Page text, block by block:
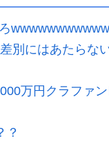
wwwwwwwwwww
別にはあたらな
万円クラファ
？